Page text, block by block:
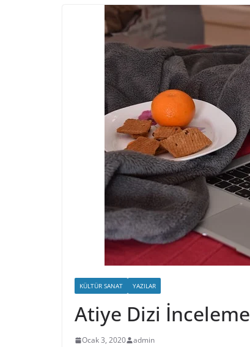
KÜLTÜR SANAT YAZILAR
Atiye Dizi İnceleme
Ocak 3, 2020 admin